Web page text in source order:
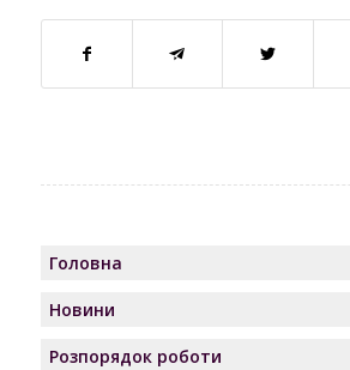
Головна
Новини
Розпорядок роботи